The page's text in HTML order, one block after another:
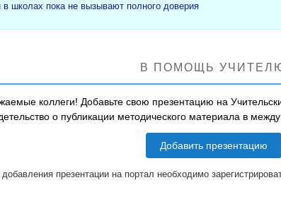
в школах пока не вызывают полного доверия
В ПОМОЩЬ
коллеги! Добавьте свою презентацию на
о публикации методического материала в
Добавить презентацию
презентации на портал необходимо